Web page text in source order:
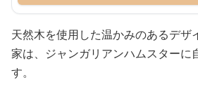
天然木を使用した温かみのあるデザ
家は、ジャンガリアンハムスターに
す。